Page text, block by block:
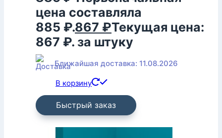
цена составляла
885 ₽.867 ₽Текущая цена:
867 ₽. за штуку
Ближайшая доставка: 11.08.2026
В корзину
Быстрый заказ